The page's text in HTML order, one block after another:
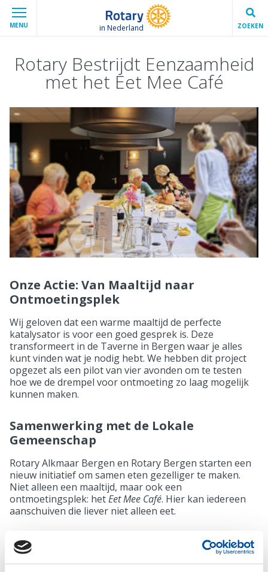
MENU in Nederland ZOEKEN
Rotary Bestrijdt Eenzaamheid
met het Eet Mee Café
Onze Actie: Van Maaltijd naar
Ontmoetingsplek
Wij geloven dat een warme maaltijd de perfecte
katalysator is voor een goed gesprek is. Deze
transformeert in de Taverne in Bergen waar je alles
kunt vinden wat je nodig hebt. We hebben dit project
opgezet als een pilot van vier avonden om te testen
hoe we de drempel voor ontmoeting zo laag mogelijk
kunnen maken.
Samenwerking met de Lokale
Gemeenschap
Rotary Alkmaar Bergen en Rotary Bergen starten een
nieuw initiatief om samen eten gezelliger te maken.
Niet alleen een maaltijd, maar ook een
ontmoetingsplek: hetEet Mee Café. Hier kan iedereen
aanschuiven die liever niet alleen eet.
Ken je iemand die vaak alleen dineert,
of wil je zelf de gezelligheid opzoeken?